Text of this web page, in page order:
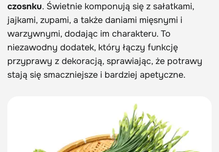
czosnku. Świetnie komponują się z sałatkami,
jajkami, zupami, a także daniami mięsnymi i
warzywnymi, dodając im charakteru. To
niezawodny dodatek, który łączy funkcję
przyprawy z dekoracją, sprawiając, że potrawy
stają się smaczniejsze i bardziej apetyczne.